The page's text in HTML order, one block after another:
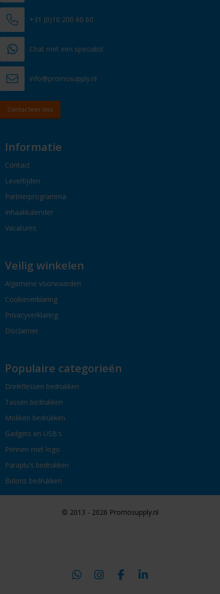
+31 (0)10 200 60 60
Chat met een specialist
info@promosupply.nl
Contacteer ons
Informatie
Contact
Levertijden
Partnerprogramma
Inhaakkalender
Vacatures
Veilig winkelen
Algemene voorwaarden
Cookieverklaring
Privacyverklaring
Disclaimer
Populaire categorieën
Drinkflessen bedrukken
Tassen bedrukken
Mokken bedrukken
Gadgets en USB's
Pennen met logo
Paraplu's bedrukken
Bidons bedrukken
© 2013 - 2026 Promosupply.nl